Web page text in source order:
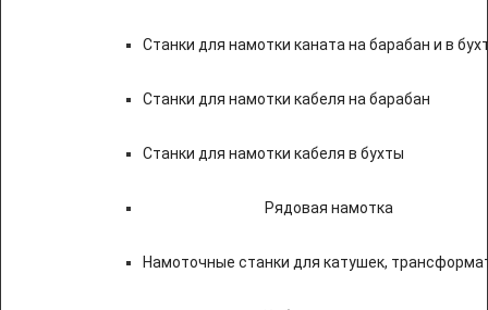
Станки для намотки каната на барабан и в
Станки для намотки кабеля на барабан
Станки для намотки кабеля в бухты
Рядовая намотка
Намоточные станки для катушек,